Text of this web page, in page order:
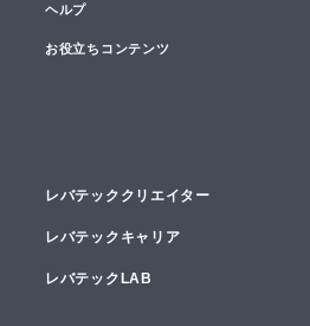
ヘルプ
お役立ちコンテンツ
レバテッククリエイター
レバテックキャリア
レバテックLAB